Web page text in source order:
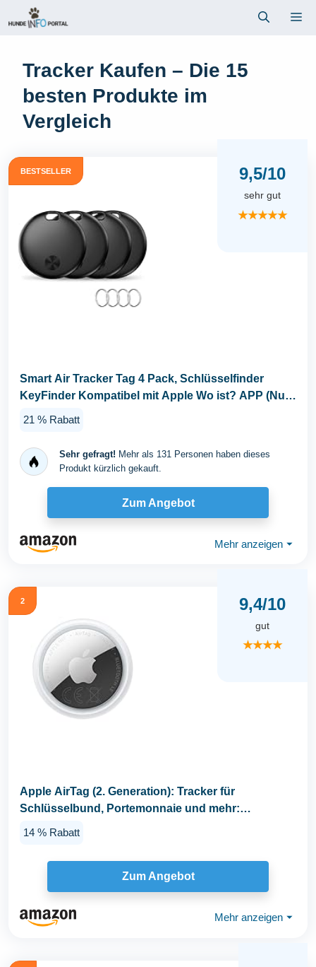
Inhalt
Tracker Kaufen – Die 15
besten Produkte im
Vergleich
BESTSELLER 9,5/10
sehr gut
★★★★★
Smart Air Tracker Tag 4 Pack, Schlüsselfinder
KeyFinder Kompatibel mit Apple Wo ist? APP (Nur
21 % Rabatt
Sehr gefragt! Mehr als 131 Personen haben dieses
Produkt kürzlich gekauft.
Zum Angebot
Mehr anzeigen ⏷
2 9,4/10
gut
★★★★
Apple AirTag (2. Generation): Tracker für
Schlüsselbund, Portemonnaie und mehr:
14 % Rabatt
Zum Angebot
Mehr anzeigen ⏷